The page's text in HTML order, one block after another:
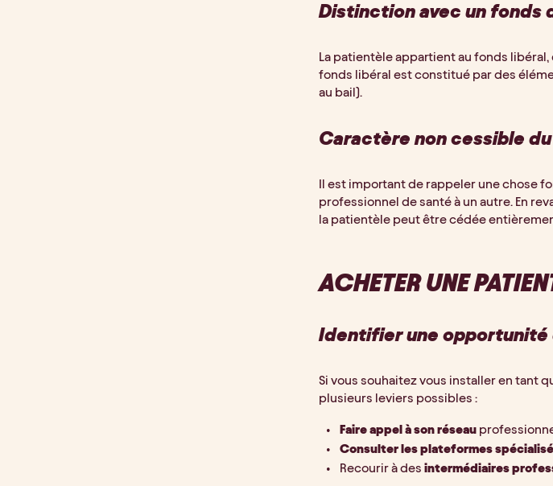
Distinction avec un fonds
La patientèle appartient au fonds
fonds libéral est constitué par des
au bail).
Caractère non cessible
Il est important de rappeler une chose
professionnel de santé à un autre. En
la patientèle peut être cédée
ACHETER UNE
Identifier une opportunité
Si vous souhaitez vous installer en tant
plusieurs leviers possibles :
Faire appel à son réseau
Consulter les plateformes
Recourir à des intermédiaires